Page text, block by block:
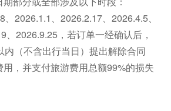
特的生态风景线。
上小的企鹅，身高仅30公分，每
们都会成群结队地出海捕鱼，辛苦
到夕阳西下之时，它们便从大海中
穴，迫不及待地将一天的战利品喂
2026.1.1、2026.2.17、2026.4.5、
、2026.9.25，若订单一经确认后，
内（不含出行当日）提出解除合同
，并支付旅游费用总额99%的损失